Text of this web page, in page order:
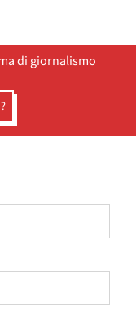
di giornalismo